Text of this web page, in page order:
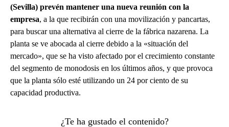
(Sevilla) prevén mantener una nueva reunión con la
empresa, a la que recibirán con una movilización y pancartas,
para buscar una alternativa al cierre de la fábrica nazarena. La
planta se ve abocada al cierre debido a la «situación del
mercado», que se ha visto afectado por el crecimiento constante
del segmento de monodosis en los últimos años, y que provoca
que la planta sólo esté utilizando un 24 por ciento de su
capacidad productiva.
¿Te ha gustado el contenido?